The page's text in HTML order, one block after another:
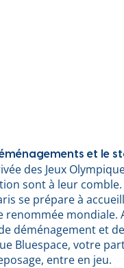
et le
des Jeux
sont à leur
se prépare à
renommée mondiale.
déménagement et
Bluespace, votre
entre en jeu.